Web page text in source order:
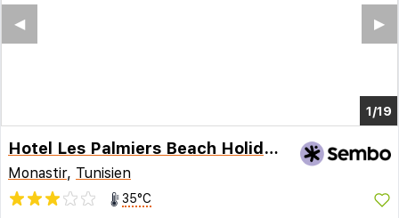
1/10
▶︎
◀︎
Hotel Les Palmiers Beach Holiday Village
Monastir, Tunisien
35°C